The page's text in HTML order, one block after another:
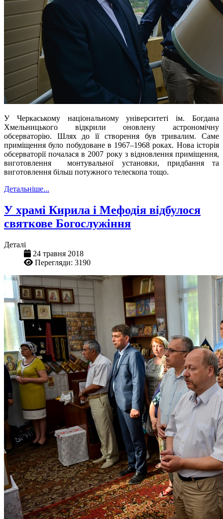
У Черкаському національному університеті ім. Богдана
Хмельницького відкрили оновлену астрономічну
обсерваторію. Шлях до її створення був тривалим. Саме
приміщення було побудоване в 1967–1968 роках. Нова історія
обсерваторії почалася в 2007 року з відновлення приміщення,
виготовлення монтувальної установки, придбання та
виготовлення більш потужного телескопа тощо.
Детальніше...
У храмі Кирила і Мефодія відбулося
святкове Богослужіння
Деталі
24 травня 2018
Перегляди: 3190